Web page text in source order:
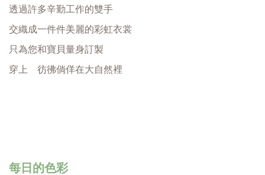
透過許多辛勤工作的雙手
交織成一件件美麗的彩虹衣裳
只為您和寶貝量身訂製
穿上    彷彿倘佯在大自然裡
每日的色彩